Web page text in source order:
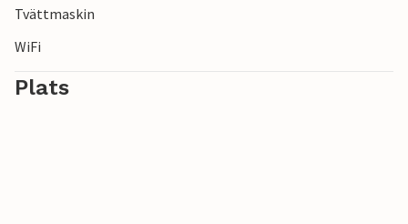
Tvättmaskin
WiFi
Plats